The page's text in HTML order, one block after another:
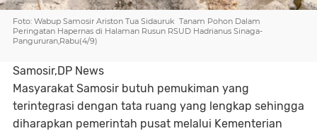
Foto: Wabup Samosir Ariston Tua Sidauruk Tanam Pohon Dalam
Peringatan Hapernas di Halaman Rusun RSUD Hadrianus Sinaga-
Pangururan,Rabu(4/9)
Samosir,DP News
Masyarakat Samosir butuh pemukiman yang
terintegrasi dengan tata ruang yang lengkap sehingga
diharapkan pemerintah pusat melalui Kementerian